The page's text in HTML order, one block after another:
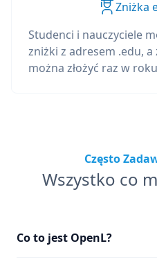
Zniżka
Studenci i nauczyciele
zniżki z adresem .edu,
można złożyć raz w
Często
Wszystko co
Co to jest OpenL?